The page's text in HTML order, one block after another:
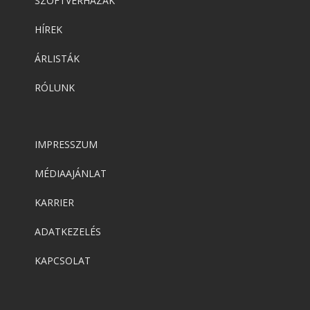
HÍREK
ÁRLISTÁK
RÓLUNK
IMPRESSZUM
MÉDIAAJÁNLAT
KARRIER
ADATKEZELÉS
KAPCSOLAT